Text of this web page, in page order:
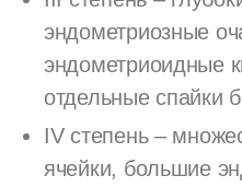
эндометриозные
эндометриоидные
отдельные спайки
IV степень –
ячейки, большие